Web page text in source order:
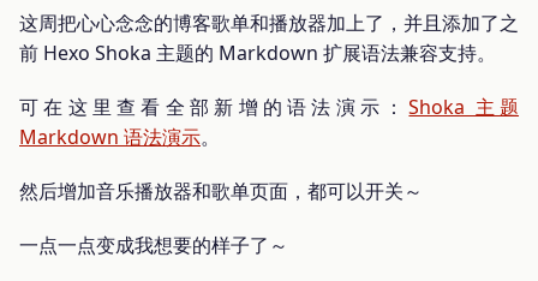
这周把心心念念的博客歌单和播放器加上了，并且添加了之
前 Hexo Shoka 主题的 Markdown 扩展语法兼容支持。
可在这里查看全部新增的语法演示：Shoka 主题
Markdown 语法演示。
然后增加音乐播放器和歌单页面，都可以开关～
一点一点变成我想要的样子了～